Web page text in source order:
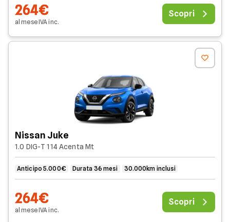
264€
al meseIVAinc.
Scopri
Nissan Juke
1.0 DIG-T 114 Acenta Mt
Anticipo 5.000€ Durata 36 mesi 30.000km inclusi
264€
al meseIVAinc.
Scopri